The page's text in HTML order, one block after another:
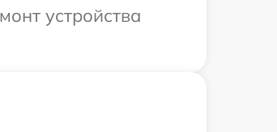
устройства